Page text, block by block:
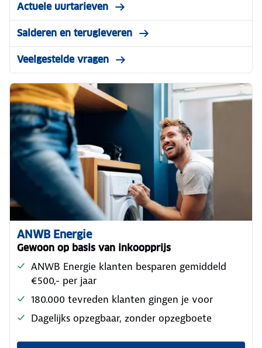
Actuele uurtarieven
Salderen en terugleveren
Veelgestelde vragen
ANWB Energie
Gewoon op basis van inkoopprijs
ANWB Energie klanten besparen gemiddeld
€500,- per jaar
180.000 tevreden klanten gingen je voor
Dagelijks opzegbaar, zonder opzegboete